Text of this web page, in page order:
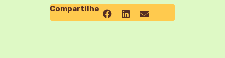
Compartilhe